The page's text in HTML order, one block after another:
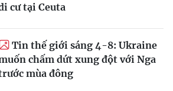
cư tại Ceuta
Tin thế giới sáng 4-8: Ukraine
chấm dứt xung đột với Nga
mùa đông